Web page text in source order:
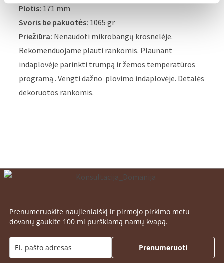
Plotis: 171 mm
Svoris be pakuotės: 1065 gr
Priežiūra: Nenaudoti mikrobangų krosnelėje.
Rekomenduojame plauti rankomis. Plaunant
indaplovėje parinkti trumpą ir žemos temperatūros
programą . Vengti dažno plovimo indaplovėje. Detalės
dekoruotos rankomis.
Prenumeruokite naujienlaiškį ir pirmojo pirkimo metu
dovanų gaukite 100 ml purškiamą namų kvapą.
Prenumeruoti